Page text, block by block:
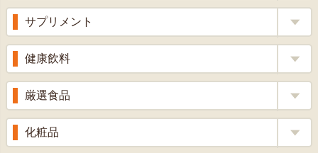
くろ酢
りんご酢
ざくろ酢
梅酢
風邪薬
胃腸薬
整腸薬
解熱鎮痛剤
せきどめ
サプリメント
ウコン
乳酸菌
ローヤルゼリー
牡蠣エキス
健康飲料
健康茶
漢方茶
青汁・豆乳
厳選食品
もち麦・十六穀米
化粧品